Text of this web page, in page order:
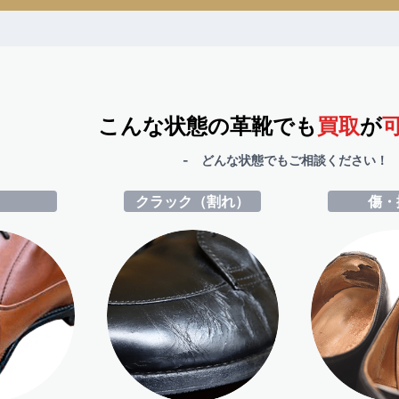
こんな状態の革靴でも買取が
- どんな状態でもご相談ください
クラック（割れ） 傷